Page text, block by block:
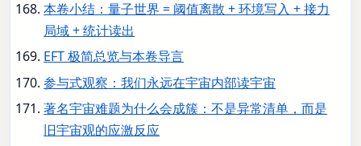
本卷小结：量子世界 = 阈值离散 + 环境写入 + 接力
局域 + 统计读出
EFT 极简总览与本卷导言
参与式观察：我们永远在宇宙内部读宇宙
著名宇宙难题为什么会成簇：不是异常清单，而是
旧宇宙观的应激反应